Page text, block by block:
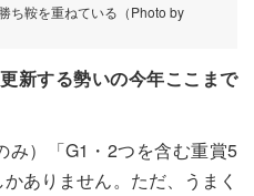
ち鞍を重ねている（Photo by
新する勢いの今年ここまで
み）「G1・2つを含む重賞5
ありません。ただ、うまく